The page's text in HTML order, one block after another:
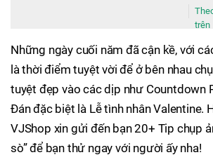
trên
Những ngày cuối năm đã cận kề, với
là thời điểm tuyệt vời để ở bên nhau
tuyệt đẹp vào các dịp như Countdown
Đán đặc biệt là Lễ tình nhân Valentine.
VJShop xin gửi đến bạn 20+ Tip chụp
sò” để bạn thử ngay với người ấy nha!